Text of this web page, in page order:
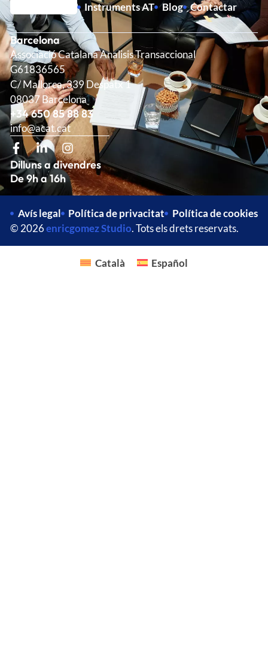
Instruments AT Blog Contactar
Barcelona
Associació Catalana Analisis Transaccional
G61836565
C/ Mallorca, 339 Despatx 1
08037 Barcelona
+34 650 85 88 83
info@acat.cat
Dilluns a divendres
De 9h a 16h
Avís legal Política de privacitat
Política de cookies
© 2026enricgomez Studio. Tots els drets reservats.
Català Español